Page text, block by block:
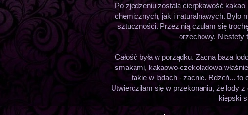
Po zjedzeniu została cierpkawość
chemicznych, jak i naturalnawych. Było
sztuczności. Przez nią czułam się
orzechowy. Niestety
Całość była w porządku. Zacna baza
smakami, kakaowo-czekoladowa
takie w lodach - zacnie. Rdzeń... to
Utwierdziłam się w przekonaniu, że lody
kiepski